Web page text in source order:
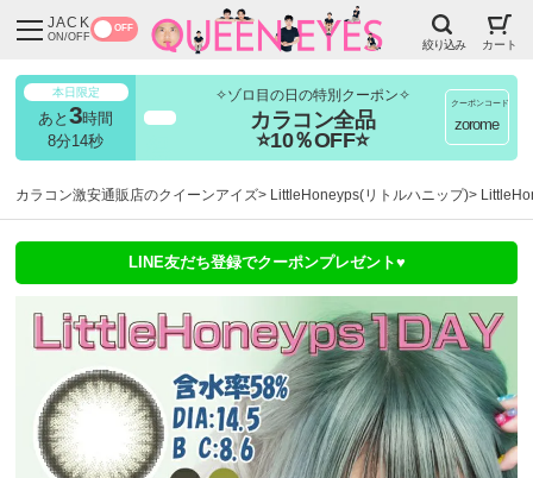
JACK
ON/OFF
OFF
絞り込み カート
本日限定
あと3時間
8分13秒
✧ゾロ目の日の特別クーポン✧
カラコン全品
⭐10％OFF⭐
クーポンコード
zorome
カラコン激安通販店のクイーンアイズ LittleHoneyps(リトルハニップ)
LINE友だち登録でクーポンプレゼント♥